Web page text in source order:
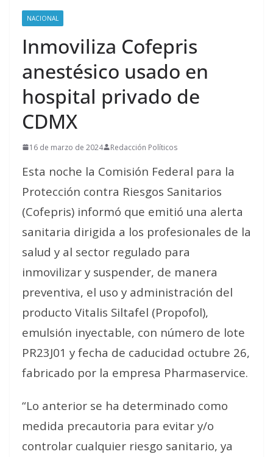
NACIONAL
Inmoviliza Cofepris
anestésico usado en
hospital privado de
CDMX
16 de marzo de 2024 Redacción Políticos
Esta noche la Comisión Federal para la
Protección contra Riesgos Sanitarios
(Cofepris) informó que emitió una alerta
sanitaria dirigida a los profesionales de la
salud y al sector regulado para
inmovilizar y suspender, de manera
preventiva, el uso y administración del
producto Vitalis Siltafel (Propofol),
emulsión inyectable, con número de lote
PR23J01 y fecha de caducidad octubre 26,
fabricado por la empresa Pharmaservice.
“Lo anterior se ha determinado como
medida precautoria para evitar y/o
controlar cualquier riesgo sanitario, ya